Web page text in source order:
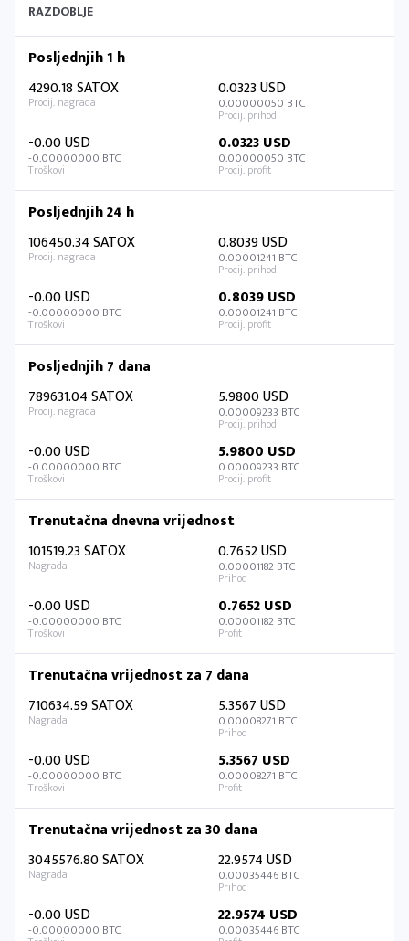
RAZDOBLJE
Posljednjih 1 h
4290.18 SATOX
0.0323 USD
0.00000050 BTC
-0.00 USD
-0.00000000 BTC
0.0323 USD
0.00000050 BTC
Posljednjih 24 h
106450.34 SATOX
0.8039 USD
0.00001241 BTC
-0.00 USD
-0.00000000 BTC
0.8039 USD
0.00001241 BTC
Posljednjih 7 dana
789631.04 SATOX
5.9800 USD
0.00009233 BTC
-0.00 USD
-0.00000000 BTC
5.9800 USD
0.00009233 BTC
Trenutačna dnevna vrijednost
101519.23 SATOX
0.7652 USD
0.00001182 BTC
-0.00 USD
-0.00000000 BTC
0.7652 USD
0.00001182 BTC
Trenutačna vrijednost za 7 dana
710634.59 SATOX
5.3567 USD
0.00008271 BTC
-0.00 USD
-0.00000000 BTC
5.3567 USD
0.00008271 BTC
Trenutačna vrijednost za 30 dana
3045576.80 SATOX
22.9574 USD
0.00035446 BTC
-0.00 USD
-0.00000000 BTC
22.9574 USD
0.00035446 BTC